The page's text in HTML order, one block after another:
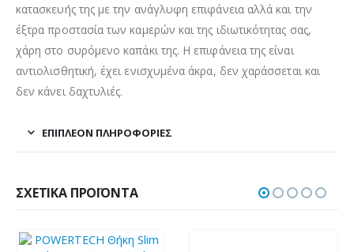
κατασκευής της με την ανάγλυφη επιφάνεια αλλά και την
έξτρα προστασία των καμερών και της ιδιωτικότητας σας,
χάρη στο συρόμενο καπάκι της. Η επιφάνεια της είναι
αντιολισθητική, έχει ενισχυμένα άκρα, δεν χαράσσεται και
δεν κάνει δαχτυλιές.
ΕΠΙΠΛΈΟΝ ΠΛΗΡΟΦΟΡΊΕΣ
ΣΧΕΤΙΚΆ ΠΡΟΪΌΝΤΑ